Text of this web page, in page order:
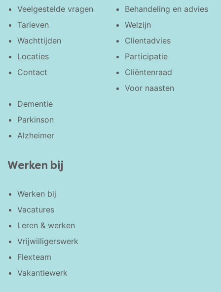
Veelgestelde vragen
Tarieven
Wachttijden
Locaties
Contact
Behandeling en advies
Welzijn
Clientadvies
Participatie
Cliëntenraad
Voor naasten
Dementie
Parkinson
Alzheimer
Werken bij
Werken bij
Vacatures
Leren & werken
Vrijwilligerswerk
Flexteam
Vakantiewerk